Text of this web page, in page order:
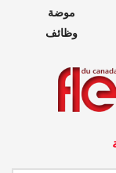
موضة
وظائف